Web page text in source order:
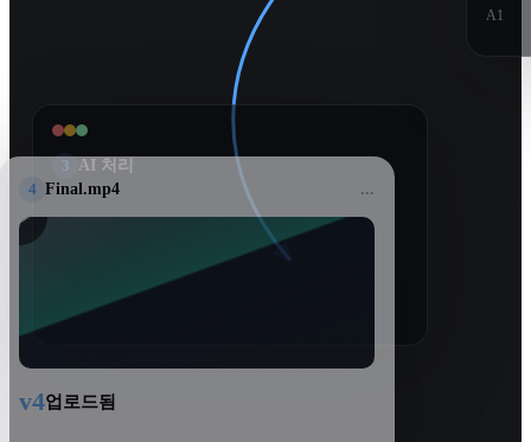
A1
3 AI 처리
4 Final.mp4 ...
v4업로드됨